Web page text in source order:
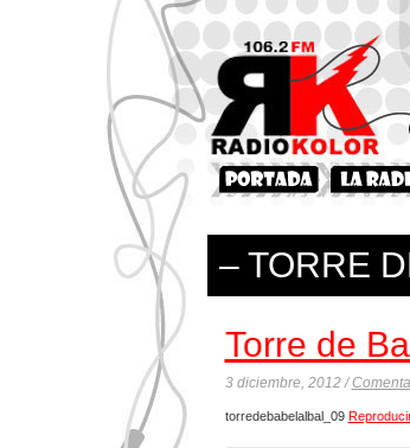
– TORRE
Torre de
3 diciembre, 2012 /
torredebabelalbal_09